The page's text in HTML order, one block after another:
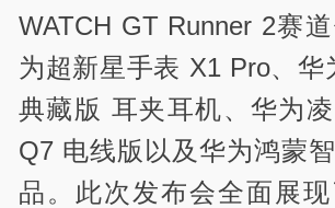
WATCH GT Runner 2赛
为超新星手表 X1 Pro、华
典藏版 耳夹耳机、华为
Q7 电线版以及华为鸿蒙
品。此次发布会全面展